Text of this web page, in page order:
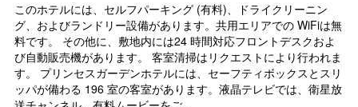
このホテルには、セルフパーキング (有料)、ドライクリーニン
グ、およびランドリー設備があります。共用エリアでの WiFiは無
料です。 その他に、敷地内には24 時間対応フロントデスクおよ
び自動販売機があります。 客室清掃はリクエストにより行われま
す。 プリンセスガーデンホテルには、セーフティボックスとスリ
ッパが備わる 196 室の客室があります。液晶テレビでは、衛星放